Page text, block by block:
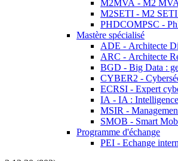
M2MVA - M2 MVA
M2SETI - M2 SETI
PHDCOMPSC -
Mastère spécialisé
ADE - Architecte
ARC - Architecte
BGD - Big Data :
CYBER2 -
ECRSI - Expert
IA - IA :
MSIR -
SMOB - Smart
Programme d'échange
PEI - Echange